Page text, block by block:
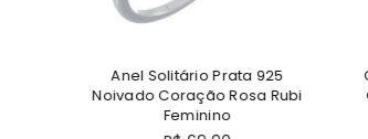
Anel Solitário Prata 925
Noivado Coração Rosa Rubi
Feminino